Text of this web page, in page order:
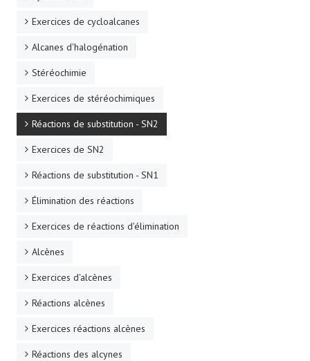
Exercices de cycloalcanes
Alcanes d'halogénation
Stéréochimie
Exercices de stéréochimiques
Réactions de substitution - SN2
Exercices de SN2
Réactions de substitution - SN1
Élimination des réactions
Exercices de réactions d'élimination
Alcènes
Exercices d'alcènes
Réactions alcènes
Exercices réactions alcènes
Réactions des alcynes